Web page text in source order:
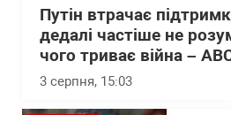
Путін втрачає
дедалі частіше не
чого триває війна –
3 серпня, 15:03